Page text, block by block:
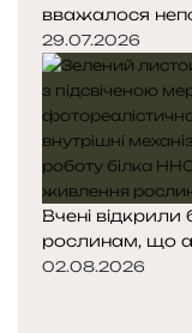
вважалося
29.07.2026
Вчені відкрили
рослинам, що
02.08.2026